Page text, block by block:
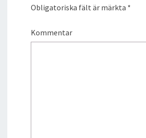
Obligatoriska fält är märkta *
Kommentar